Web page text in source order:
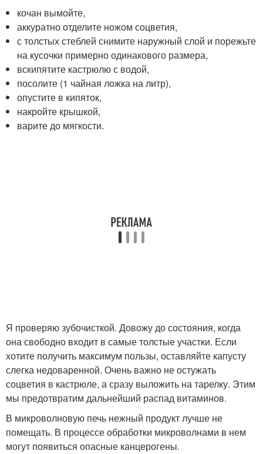
кочан вымойте,
аккуратно отделите ножом соцветия,
с толстых стеблей снимите наружный слой и порежьте
на кусочки примерно одинакового размера,
вскипятите кастрюлю с водой,
посолите (1 чайная ложка на литр),
опустите в кипяток,
накройте крышкой,
варите до мягкости.
Я проверяю зубочисткой. Довожу до состояния, когда
она свободно входит в самые толстые участки. Если
хотите получить максимум пользы, оставляйте капусту
слегка недоваренной. Очень важно не остужать
соцветия в кастрюле, а сразу выложить на тарелку. Этим
мы предотвратим дальнейший распад витаминов.
В микроволновую печь нежный продукт лучше не
помещать. В процессе обработки микроволнами в нем
могут появиться опасные канцерогены.